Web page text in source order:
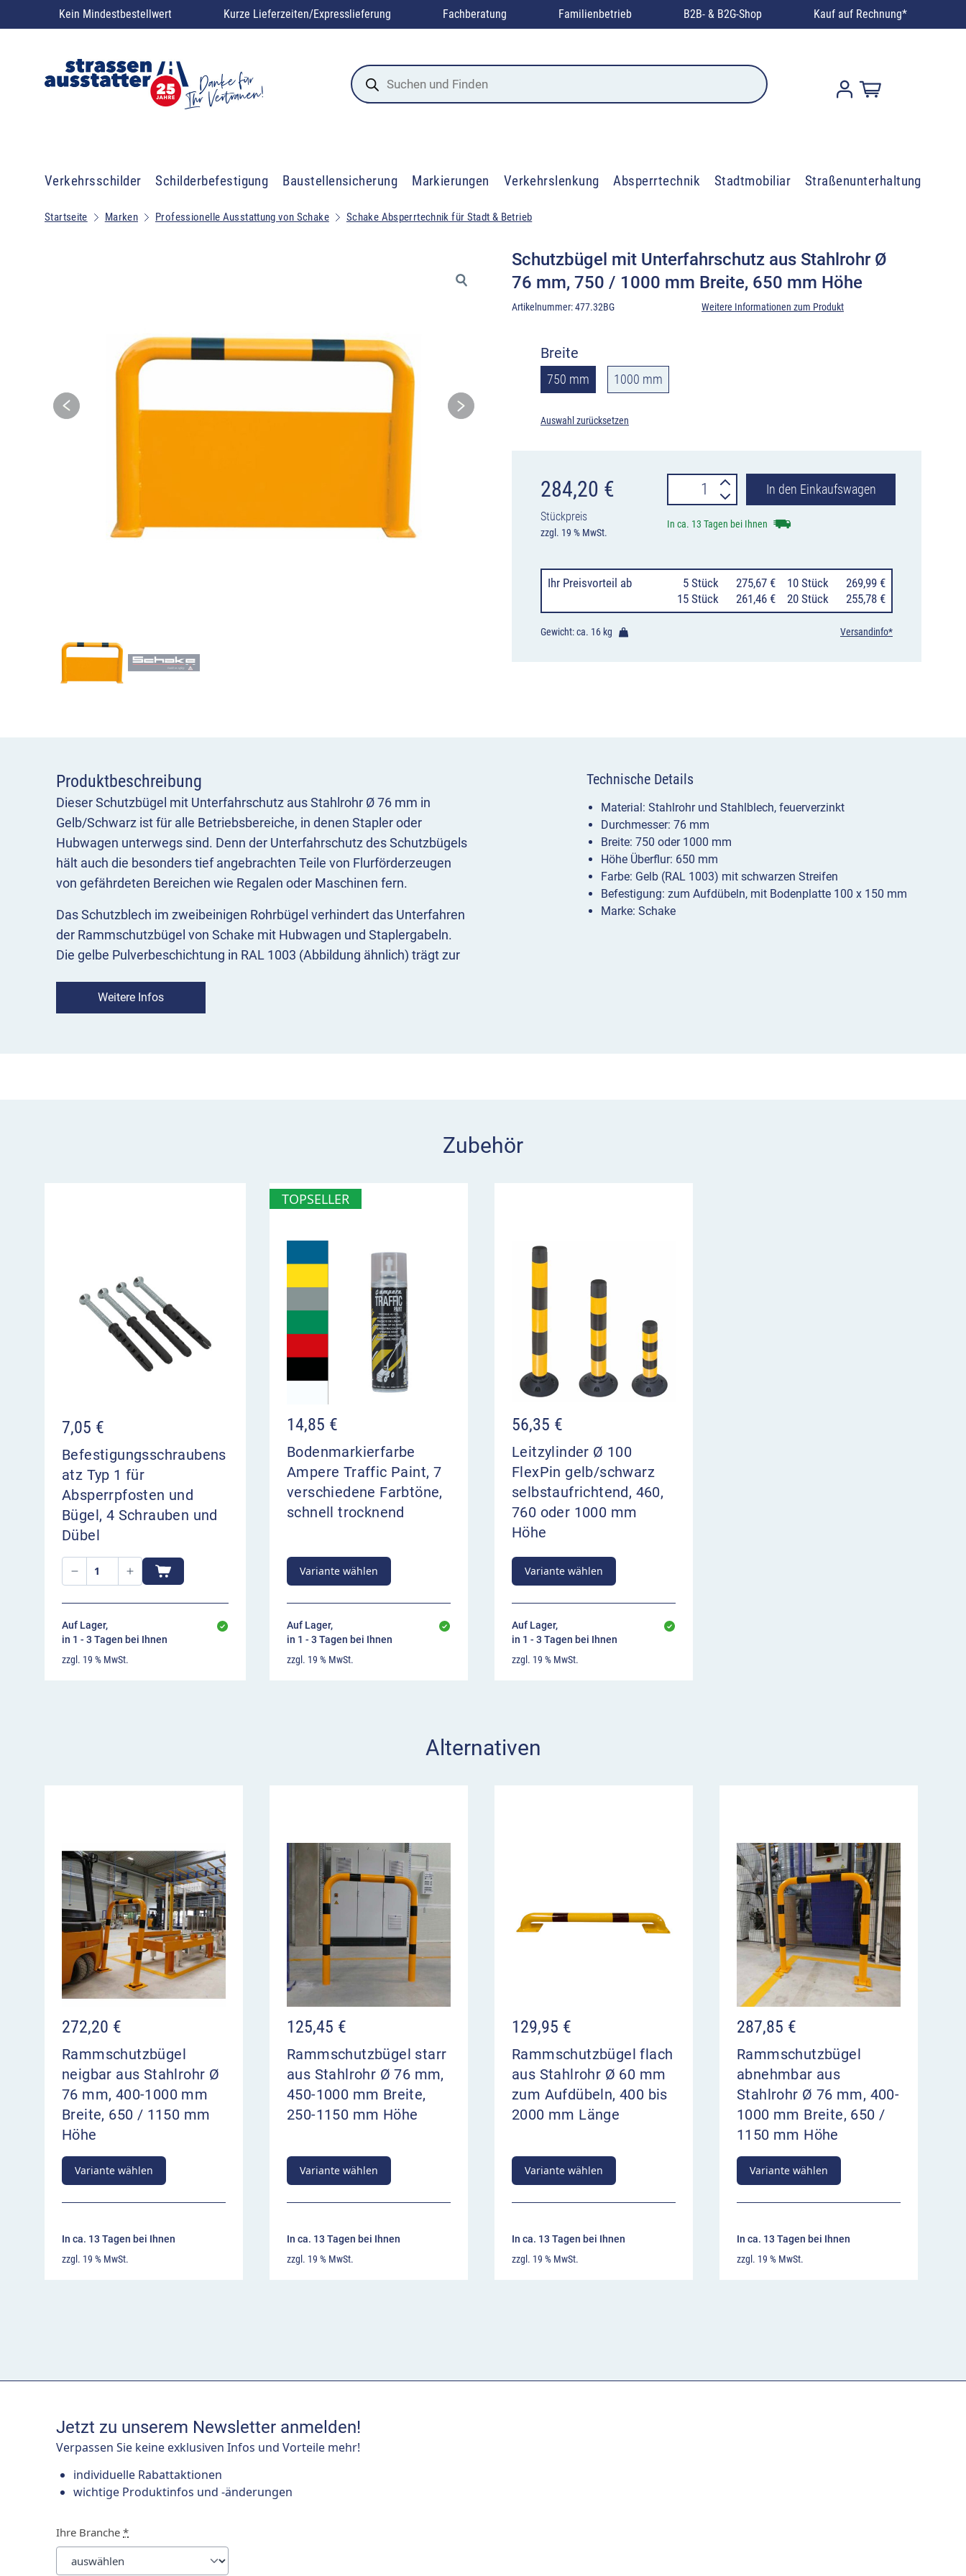
Kein Mindestbestellwert Kurze Lieferzeiten/Expresslieferung Fachberatung Familienbetrieb B2B- & B2G-Shop Kauf auf Rechnung*
Products
search
Verkehrsschilder Schilderbefestigung Baustellensicherung Markierungen Verkehrslenkung Absperrtechnik Stadtmobiliar Straßenunterhaltung
Startseite Marken Professionelle Ausstattung von Schake Schake Absperrtechnik für Stadt & Betrieb
Schutzbügel mit Unterfahrschutz aus Stahlrohr Ø
76 mm, 750 / 1000 mm Breite, 650 mm Höhe
Artikelnummer:477.32BG Weitere Informationen zum Produkt
Breite
750 mm 1000 mm
Auswahl zurücksetzen
284,20 €
Stückpreis
zzgl. 19 % MwSt.
Schutzbügel
mit
aus
Stahlrohr
Ø
mm
Breite,
650
mm
Höhe
Menge
In den Einkaufswagen
In ca. 13 Tagen bei Ihnen
Ihr Preisvorteil ab 5 Stück 275,67 € 10 Stück
269,99 €
15 Stück
261,46 € 20 Stück 255,78 €
Gewicht: ca. 16 kg Versandinfo*
Produktbeschreibung
Dieser Schutzbügel mit Unterfahrschutz aus Stahlrohr Ø 76 mm in
Gelb/Schwarz ist für alle Betriebsbereiche, in denen Stapler oder
Hubwagen unterwegs sind. Denn der Unterfahrschutz des Schutzbügels
hält auch die besonders tief angebrachten Teile von Flurförderzeugen
von gefährdeten Bereichen wie Regalen oder Maschinen fern.
Das Schutzblech im zweibeinigen Rohrbügel verhindert das Unterfahren
der Rammschutzbügel von Schake mit Hubwagen und Staplergabeln.
Die gelbe Pulverbeschichtung in RAL 1003 (Abbildung ähnlich) trägt zur
Warnstreifen auf dem Rammschutz aufgeklebt.
Weitere Infos
Technische Details
Material: Stahlrohr und Stahlblech, feuerverzinkt
Durchmesser: 76 mm
Breite: 750 oder 1000 mm
Höhe Überflur: 650 mm
Farbe: Gelb (RAL 1003) mit schwarzen Streifen
Befestigung: zum Aufdübeln, mit Bodenplatte 100 x 150 mm
Marke: Schake
Zubehör
7,05 €
Befestigungsschraubens
atz Typ 1 für
Absperrpfosten und
Bügel, 4 Schrauben und
Dübel
Auf Lager,
in 1 - 3 Tagen bei Ihnen
zzgl. 19 % MwSt.
TOPSELLER
14,85 €
Bodenmarkierfarbe
Ampere Traffic Paint, 7
verschiedene Farbtöne,
schnell trocknend
Variante wählen
Auf Lager,
in 1 - 3 Tagen bei Ihnen
zzgl. 19 % MwSt.
56,35 €
Leitzylinder Ø 100
FlexPin gelb/schwarz
selbstaufrichtend, 460,
760 oder 1000 mm
Höhe
Variante wählen
Auf Lager,
in 1 - 3 Tagen bei Ihnen
zzgl. 19 % MwSt.
Alternativen
272,20 €
Rammschutzbügel
neigbar aus Stahlrohr Ø
76 mm, 400-1000 mm
Breite, 650 / 1150 mm
Höhe
Variante wählen
In ca. 13 Tagen bei Ihnen
zzgl. 19 % MwSt.
125,45 €
Rammschutzbügel starr
aus Stahlrohr Ø 76 mm,
450-1000 mm Breite,
250-1150 mm Höhe
Variante wählen
In ca. 13 Tagen bei Ihnen
zzgl. 19 % MwSt.
129,95 €
Rammschutzbügel flach
aus Stahlrohr Ø 60 mm
zum Aufdübeln, 400 bis
2000 mm Länge
Variante wählen
In ca. 13 Tagen bei Ihnen
zzgl. 19 % MwSt.
287,85 €
Rammschutzbügel
abnehmbar aus
Stahlrohr Ø 76 mm, 400-
1000 mm Breite, 650 /
1150 mm Höhe
Variante wählen
In ca. 13 Tagen bei Ihnen
zzgl. 19 % MwSt.
Jetzt zu unserem Newsletter anmelden!
Verpassen Sie keine exklusiven Infos und Vorteile mehr!
individuelle Rabattaktionen
wichtige Produktinfos und -änderungen
Ihre Branche *